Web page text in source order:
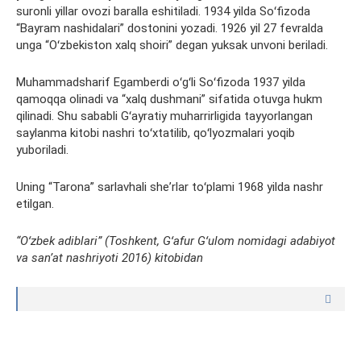
suronli yillar ovozi baralla eshitiladi. 1934 yilda Soʻfizoda
“Bayram nashidalari” dostonini yozadi. 1926 yil 27 fevralda
unga “Oʻzbekiston xalq shoiri” degan yuksak unvoni beriladi.
Muhammadsharif Egamberdi oʻgʻli Soʻfizoda 1937 yilda
qamoqqa olinadi va “xalq dushmani” sifatida otuvga hukm
qilinadi. Shu sababli Gʻayratiy muharrirligida tayyorlangan
saylanma kitobi nashri toʻxtatilib, qoʻlyozmalari yoqib
yuboriladi.
Uning “Tarona” sarlavhali sheʼrlar toʻplami 1968 yilda nashr
etilgan.
“Oʻzbek adiblari” (Toshkent, Gʻafur Gʻulom nomidagi adabiyot
va sanʼat nashriyoti 2016) kitobidan